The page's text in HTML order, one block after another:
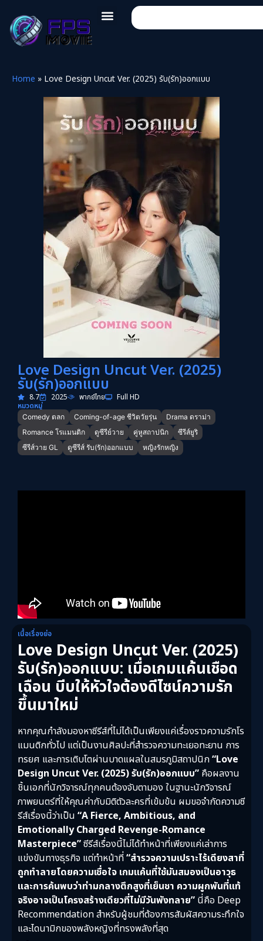
Home » Love Design Uncut Ver. (2025) รับ(รัก)ออกแบบ
Love Design Uncut Ver. (2025)
รับ(รัก)ออกแบบ
8.7 2025 พากย์ไทย
Full HD
หมวดหมู่
Comedy ตลก Coming-of-age ชีวิตวัยรุ่น
Drama ดราม่า
Romance โรแมนติก
ดูซีรีย์วาย คู่หูสถาปนิก
ซีรีส์ยูริ
ซีรีส์วาย GL
ดูซีรีส์ รับ(รัก)ออกแบบ หญิงรักหญิง
เนื้อเรื่องย่อ
Love Design Uncut Ver. (2025)
รับ(รัก)ออกแบบ: เมื่อเกมแค้นเชือด
เฉือน บีบให้หัวใจต้องดีไซน์ความรัก
ขึ้นมาใหม่
หากคุณกำลังมองหาซีรีส์ที่ไม่ได้เป็นเพียงแค่เรื่องราวความรักโร
แมนติกทั่วไป แต่เป็นงานศิลปะที่สำรวจความทะเยอทะยาน การ
ทรยศ และการเติบโตผ่านบาดแผลในสมรภูมิสถาปนิก“Love
Design Uncut Ver. (2025) รับ(รัก)ออกแบบ” คือผลงาน
ชิ้นเอกที่นักวิจารณ์ทุกคนต้องจับตามอง ในฐานะนักวิจารณ์
ภาพยนตร์ที่ให้คุณค่ากับมิติตัวละครที่เข้มข้น ผมขอจำกัดความซี
รีส์เรื่องนี้ว่าเป็น “A Fierce, Ambitious, and
Emotionally Charged Revenge-Romance
Masterpiece”ซีรีส์เรื่องนี้ไม่ได้ทำหน้าที่เพียงแค่เล่าการ
แข่งขันทางธุรกิจ แต่ทำหน้าที่“สำรวจความเปราะไร้เดียงสาที่
ถูกทำลายโดยความเชื่อใจ เกมแค้นที่ใช้มันสมองเป็นอาวุธ
และการค้นพบว่าท่ามกลางตึกสูงที่เย็นชา ความผูกพันที่แท้
จริงอาจเป็นโครงสร้างเดียวที่ไม่มีวันพังทลาย” นี่คือ Deep
Recommendation สำหรับผู้ชมที่ต้องการสัมผัสความระทึกใจ
และไดนามิกของพลังหญิงที่ทรงพลังที่สุด